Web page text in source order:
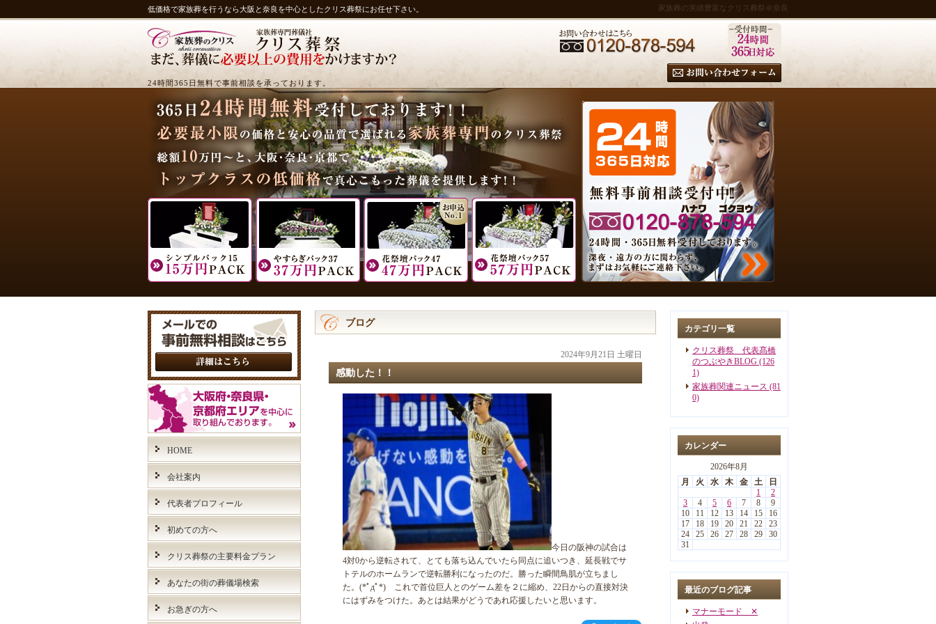
低価格で家族葬を行うなら大阪と奈良を中心としたクリス葬祭にお任せ下さい。 家族葬の実績豊富なクリス葬祭＠奈良
24時間365日無料で事前相談を承っております。
ブログ
2024年9月21日 土曜日
感動した！！
今日の阪神の試合は
4対0から逆転されて、とても落ち込んでいたら同点に追いつき、延長戦でサ
トテルのホームランで逆転勝利になったのだ。勝った瞬間鳥肌が立ちまし
た。(*ﾟдﾟ*) これで首位巨人とのゲーム差を２に縮め、22日からの直接対決
にはずみをつけた。あとは結果がどうであれ応援したいと思います。
カテゴリ一覧
クリス葬祭 代表髙橋
のつぶやきBLOG (126
1)
家族葬関連ニュース (81
0)
カレンダー
2026年8月
月
火 水 木 金 土
日
1
2
3
4 5 6 7 8
9
10
11 12 13 14 15
16
17
18 19 20 21 22
23
24
25 26 27 28 29
30
31
最近のブログ記事
マナーモード ✕
HOME
会社案内
代表者プロフィール
初めての方へ
クリス葬祭の主要料金プラン
あなたの街の葬儀場検索
お急ぎの方へ